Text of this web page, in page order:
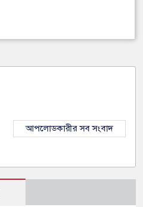
আপলোডকারীর সব সংবাদ